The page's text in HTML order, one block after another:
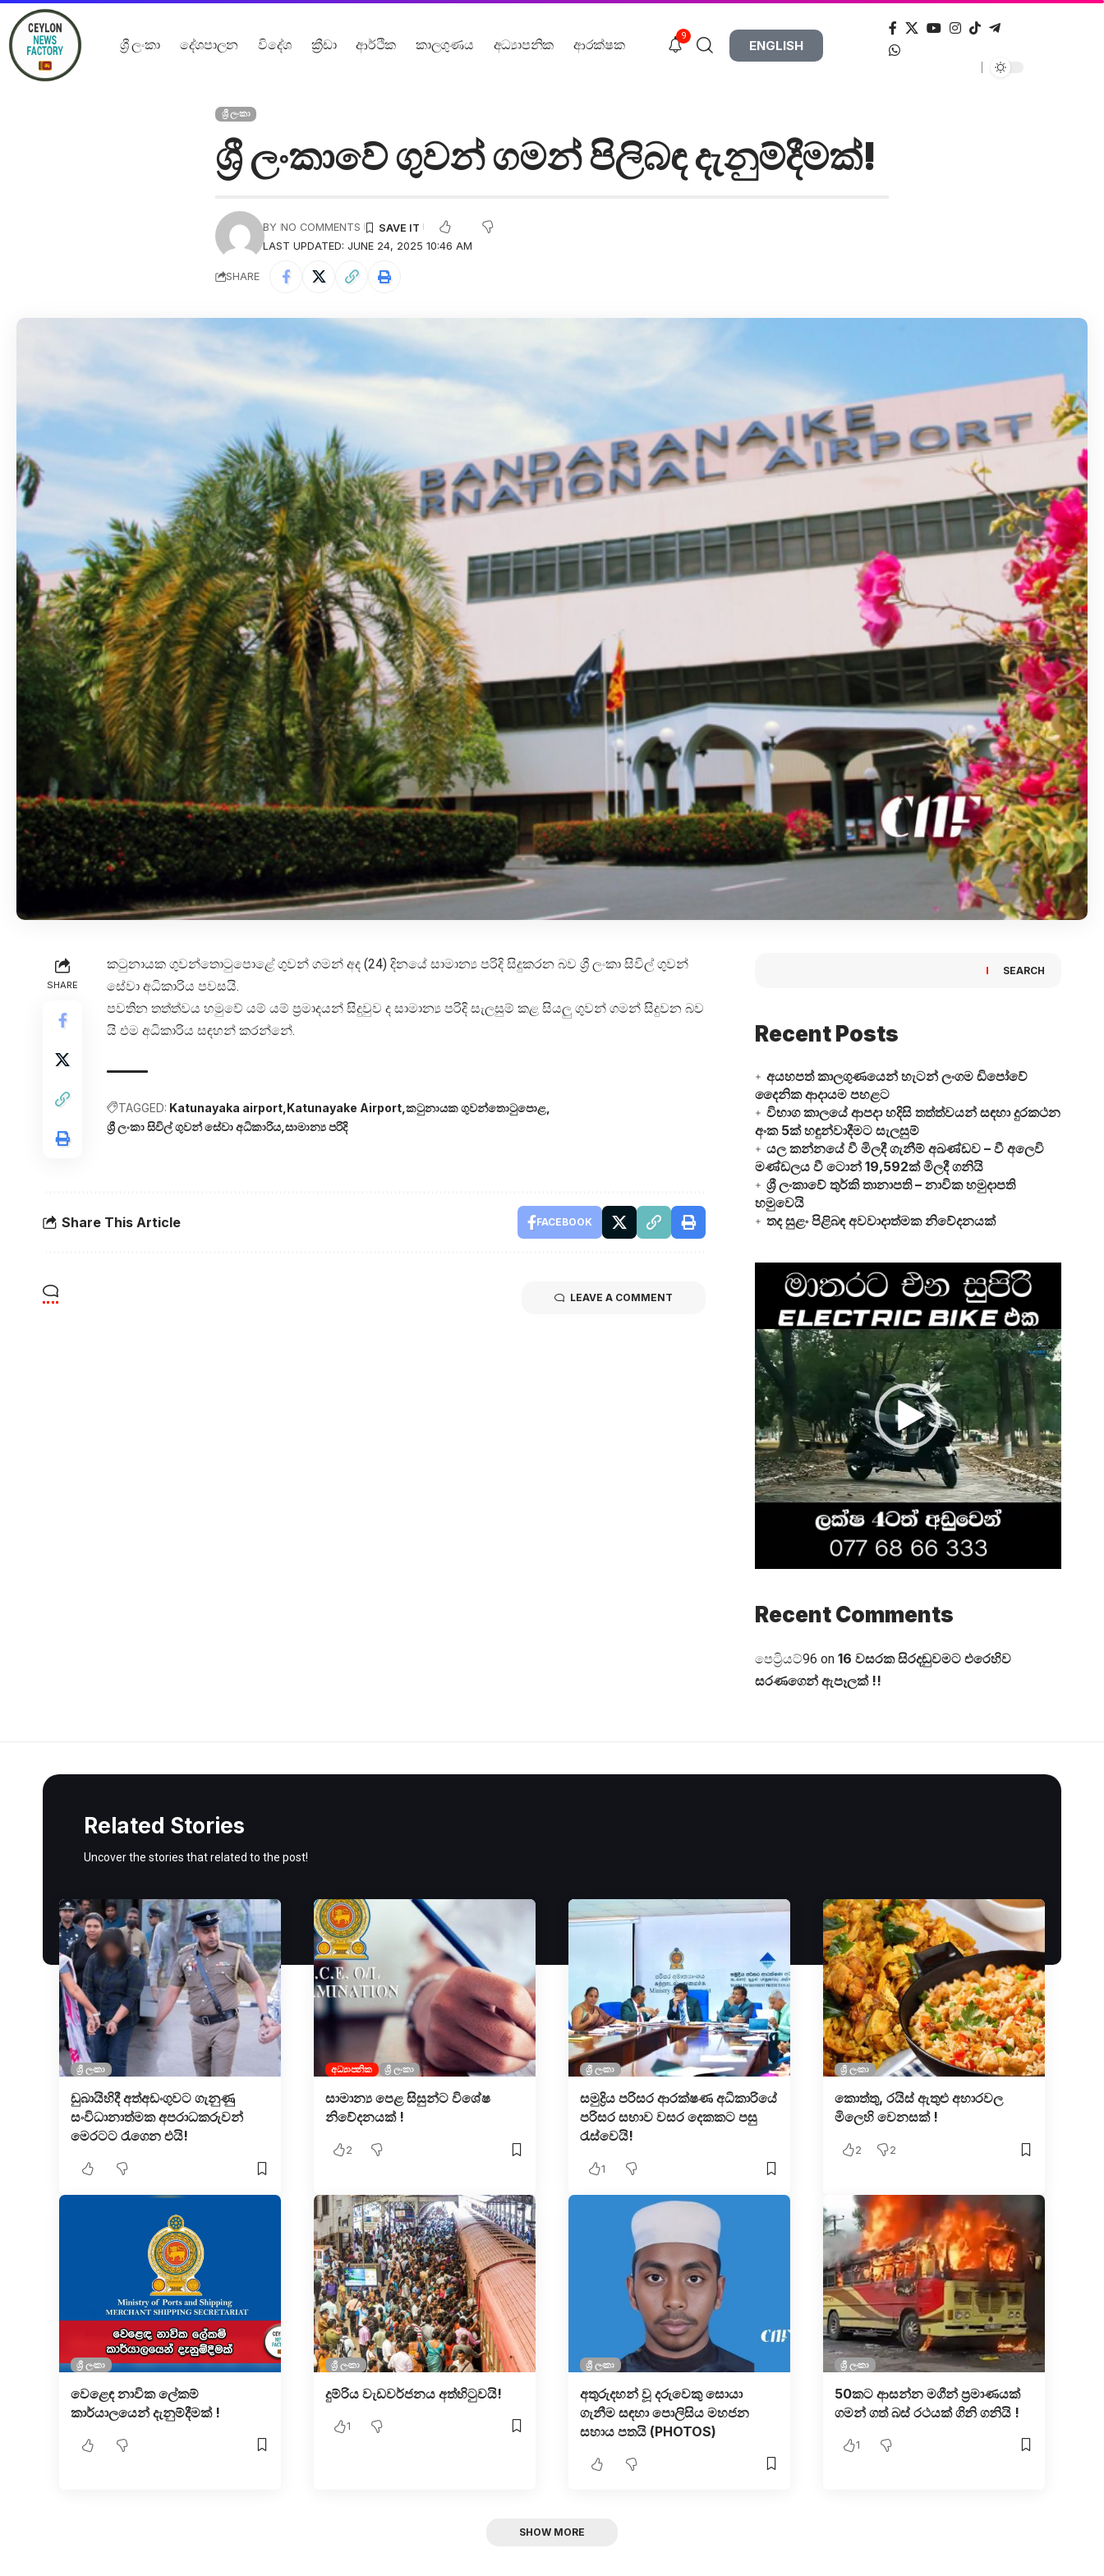
ශ්‍රී ලංකා දේශපාලන විදේශ ක්‍රීඩා ආර්ථික කාලගුණය අධ්‍යාපනික ආරක්ෂක
9
ENGLISH
ශ්‍රී ලංකා
ශ්‍රී ලං​කා​වේ ගුවන් ගමන් පිලිබඳ දැනුම්දීමක්!
LAST UPDATED: JUNE 24, 2025 10:46 AM
BY NO COMMENTS
SHARE
SHARE
කටුනායක ගුවන්තොටුපොළේ ගුවන් ගමන් අද (24) දිනයේ සාමාන්‍ය පරිදි සිදුකරන බව ශ්‍රී ලංකා සිවිල් ගුවන්
සේවා අධිකාරිය පවසයි.
පවතින තත්ත්වය හමුවේ යම් යම් ප්‍රමාදයන් සිදුවුව ද සාමාන්‍ය පරිදි සැලසුම් කළ සියලු ගුවන් ගමන් සිදුවන බව​
යි එම අධිකාරිය සඳහන් කරන්නේ.
TAGGED: Katunayaka airport Katunayake Airport කටුනායක ගුවන්තොටුපොළ
ශ්‍රී ලංකා සිවිල් ගුවන් සේවා අධිකාරිය සාමාන්‍ය පරිදි
Share This Article FACEBOOK
LEAVE A COMMENT
SEARCH
Recent Posts
අයහපත් කාලගුණයෙන් හැටන් ලංගම ඩිපෝවේ
දෛනික ආදායම පහළට
විභාග කාලයේ ආපදා හදිසි තත්ත්වයන් සඳහා දුරකථන
අංක 5ක් හඳුන්වාදීමට සැලසුම්
යල කන්නයේ වී මිලදී ගැනීම් අඛණ්ඩව – වී අලෙවි
මණ්ඩලය වී ටොන් 19,592ක් මිලදී ගනියි
ශ්‍රී ලංකාවේ තුර්කි තානාපති – නාවික හමුදාපති
හමුවෙයි
තද සුළං පිළිබඳ අවවාදාත්මක නිවේදනයක්
Video
Player
Recent Comments
පෙට්‍රියට්96 on 16 වසරක සිරදඬුවමට එරෙහිව
සරණගෙන් ඇපෑලක් !!
Related Stories
Uncover the stories that related to the post!
ශ්‍රී ලංකා
ඩුබායිහිදී අත්අඩංගුවට ගැනුණු
සංවිධානාත්මක අපරාධකරුවන්
මෙරටට රැගෙන එයි!
අධ්‍යාපනික ශ්‍රී ලංකා
සාමාන්‍ය පෙළ සිසුන්ට විශේෂ
නිවේදනයක් !
2
ශ්‍රී ලංකා
සමුද්‍රිය පරිසර ආරක්ෂණ අධිකාරියේ
පරිසර සභාව වසර දෙකකට පසු
රැස්වෙයි!
1
ශ්‍රී ලංකා
කොත්තු, රයිස් ඇතුළු අහාරවල
මිලෙහි වෙනසක් !
2 2
ශ්‍රී ලංකා
වෙළෙඳ නාවික ලේකම්
කාර්යාලයෙන් දැනුම්දීමක් !
ශ්‍රී ලංකා
දුම්රිය වැඩවර්ජනය අත්හිටුවයි!
1
ශ්‍රී ලංකා
අතුරුදහන් වූ දරුවෙකු සොයා
ගැනීම සඳහා පොලිසිය මහජන
සහාය පතයි (PHOTOS)
ශ්‍රී ලංකා
50කට ආසන්න මගීන් ප්‍රමාණයක්
ගමන් ගත් බස් රථයක් ගිනි ගනියි !
1
SHOW MORE